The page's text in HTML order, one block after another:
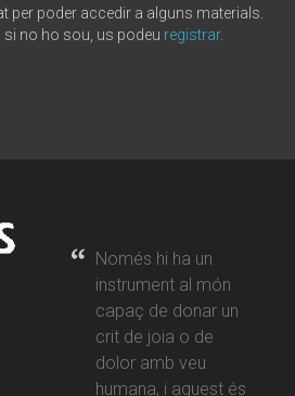
per poder accedir a alguns materials.
, i si no ho sou, us podeu registrar.
Només hi ha un
instrument al món
capaç de donar un
crit de joia o de
dolor amb veu
humana, i aquest és